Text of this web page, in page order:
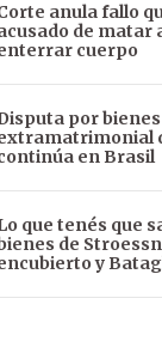
anula fallo
de matar
cuerpo
por
en Brasil
que tenés que
de
y